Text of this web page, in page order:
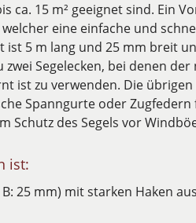
ca. 15 m² geeignet sind. Ein
eine einfache und
ist 5 m lang und 25 mm breit
zwei Segelecken, bei denen
ist zu verwenden. Die übrigen
Spanngurte oder
Schutz des Segels vor
ist:
25 mm) mit starken Haken